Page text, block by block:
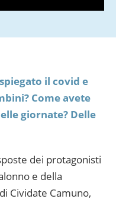
il covid e
Come avete
giornate? Delle
dei protagonisti
e della
Cividate Camuno,